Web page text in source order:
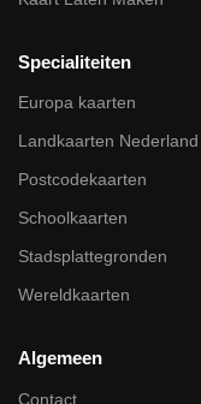
Specialiteiten
Europa kaarten
Landkaarten Nederland
Postcodekaarten
Schoolkaarten
Stadsplattegronden
Wereldkaarten
Algemeen
Contact